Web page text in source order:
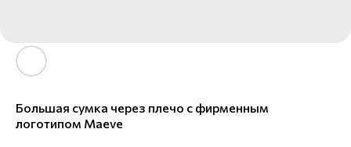
Большая сумка через плечо с фирменным
логотипом Maeve